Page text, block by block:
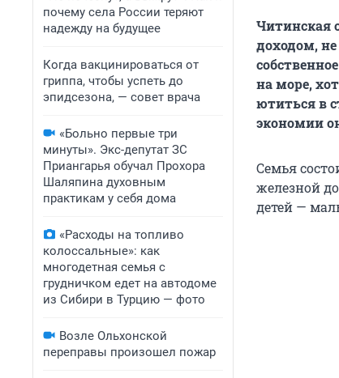
почему села России теряют
надежду на будущее
Когда вакцинироваться от
гриппа, чтобы успеть до
эпидсезона, — совет врача
«Больно первые три
минуты». Экс-депутат ЗС
Приангарья обучал Прохора
Шаляпина духовным
практикам у себя дома
«Расходы на топливо
колоссальные»: как
многодетная семья с
грудничком едет на автодоме
из Сибири в Турцию — фото
Возле Ольхонской
переправы произошел пожар
Читинская
доходом,
на море,
ютиться в
экономии
Семья
железной
детей —